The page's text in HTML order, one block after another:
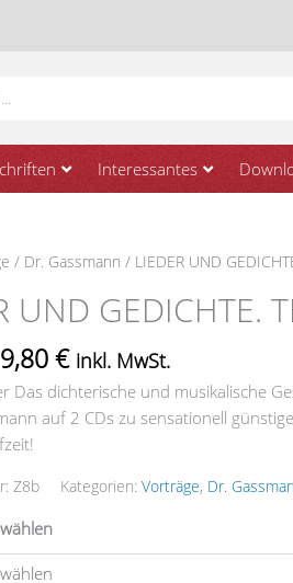
Interessantes
/ Dr. Gassmann / LIEDER UND
UND GEDICHTE.
9,80€ inkl. MwSt.
Das dichterische und musikalische
auf 2 CDs zu sensationell
Z8b Kategorien:Vorträge, Dr.